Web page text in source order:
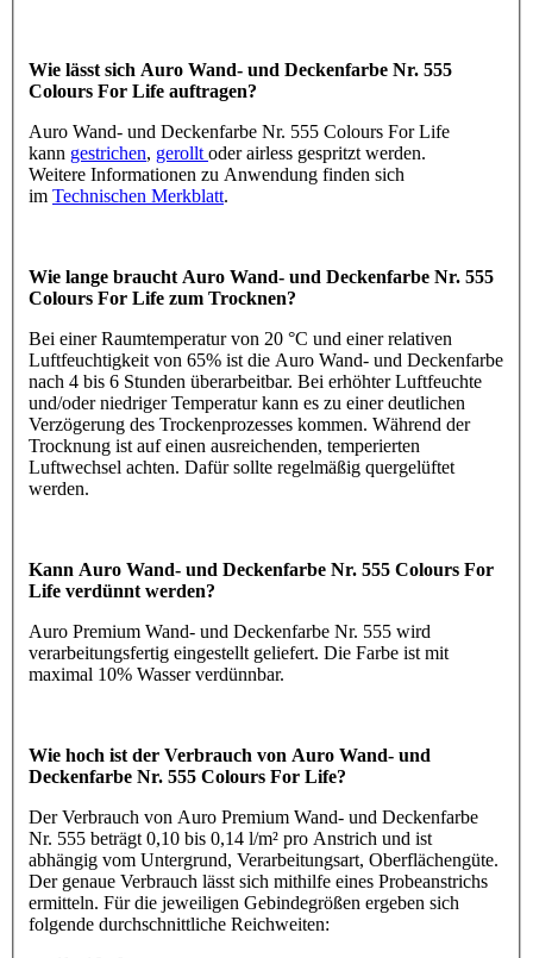
Wie lässt sich Auro Wand- und Deckenfarbe Nr. 555
Colours For Life auftragen?
Auro Wand- und Deckenfarbe Nr. 555 Colours For Life
kann gestrichen, gerollt oder airless gespritzt werden.
Weitere Informationen zu Anwendung finden sich
im Technischen Merkblatt.
Wie lange braucht Auro Wand- und Deckenfarbe Nr. 555
Colours For Life zum Trocknen?
Bei einer Raumtemperatur von 20 °C und einer relativen
Luftfeuchtigkeit von 65% ist die Auro Wand- und Deckenfarbe
nach 4 bis 6 Stunden überarbeitbar. Bei erhöhter Luftfeuchte
und/oder niedriger Temperatur kann es zu einer deutlichen
Verzögerung des Trockenprozesses kommen. Während der
Trocknung ist auf einen ausreichenden, temperierten
Luftwechsel achten. Dafür sollte regelmäßig quergelüftet
werden.
Kann Auro Wand- und Deckenfarbe Nr. 555 Colours For
Life verdünnt werden?
Auro Premium Wand- und Deckenfarbe Nr. 555 wird
verarbeitungsfertig eingestellt geliefert. Die Farbe ist mit
maximal 10% Wasser verdünnbar.
Wie hoch ist der Verbrauch von Auro Wand- und
Deckenfarbe Nr. 555 Colours For Life?
Der Verbrauch von Auro Premium Wand- und Deckenfarbe
Nr. 555 beträgt 0,10 bis 0,14 l/m² pro Anstrich und ist
abhängig vom Untergrund, Verarbeitungsart, Oberflächengüte.
Der genaue Verbrauch lässt sich mithilfe eines Probeanstrichs
ermitteln. Für die jeweiligen Gebindegrößen ergeben sich
folgende durchschnittliche Reichweiten: